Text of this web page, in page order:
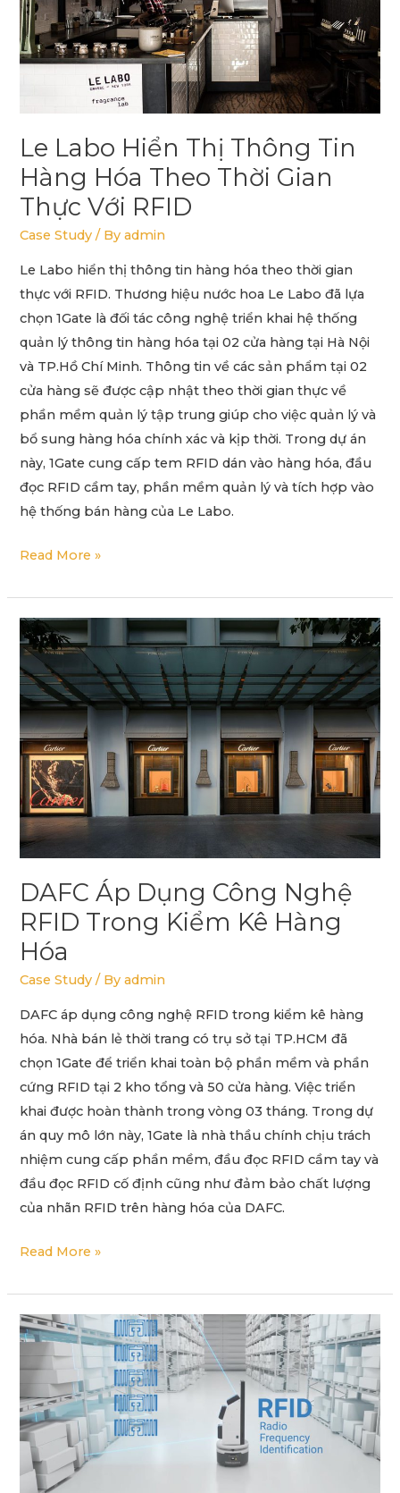
Le Labo Hiển Thị Thông Tin
Hàng Hóa Theo Thời Gian
Thực Với RFID
Case Study / Byadmin
Le Labo hiển thị thông tin hàng hóa theo thời gian
thực với RFID. Thương hiệu nước hoa Le Labo đã lựa
chọn 1Gate là đối tác công nghệ triển khai hệ thống
quản lý thông tin hàng hóa tại 02 cửa hàng tại Hà Nội
và TP.Hồ Chí Minh. Thông tin về các sản phẩm tại 02
cửa hàng sẽ được cập nhật theo thời gian thực về
phần mềm quản lý tập trung giúp cho việc quản lý và
bổ sung hàng hóa chính xác và kịp thời. Trong dự án
này, 1Gate cung cấp tem RFID dán vào hàng hóa, đầu
đọc RFID cầm tay, phần mềm quản lý và tích hợp vào
hệ thống bán hàng của Le Labo.
theo
thời
gian
với
RFID
Read More »
DAFC Áp Dụng Công Nghệ
RFID Trong Kiểm Kê Hàng
Hóa
Case Study / Byadmin
DAFC áp dụng công nghệ RFID trong kiểm kê hàng
hóa. Nhà bán lẻ thời trang có trụ sở tại TP.HCM đã
chọn 1Gate để triển khai toàn bộ phần mềm và phần
cứng RFID tại 2 kho tổng và 50 cửa hàng. Việc triển
khai được hoàn thành trong vòng 03 tháng. Trong dự
án quy mô lớn này, 1Gate là nhà thầu chính chịu trách
nhiệm cung cấp phần mềm, đầu đọc RFID cầm tay và
đầu đọc RFID cố định cũng như đảm bảo chất lượng
của nhãn RFID trên hàng hóa của DAFC.
DAFC
áp
dụng
công
nghệ
RFID
trong
kiểm
kê
hàng
Read More »
IT
bán
lẻ:
Chìa
khoá
thành